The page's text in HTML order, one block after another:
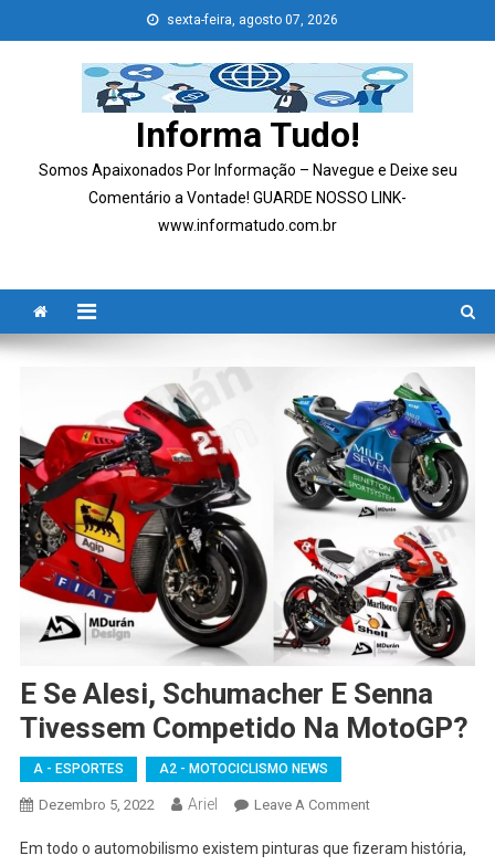
to
sexta-feira, agosto 07, 2026
Informa Tudo!
Somos Apaixonados Por Informação – Navegue e Deixe seu
Comentário a Vontade! GUARDE NOSSO LINK-
www.informatudo.com.br
E Se Alesi, Schumacher E Senna
Tivessem Competido Na MotoGP?
A - ESPORTES A2 - MOTOCICLISMO NEWS
Dezembro 5, 2022 Ariel Leave A CommentOn
Se
Em todo o automobilismo existem pinturas que fizeram história,